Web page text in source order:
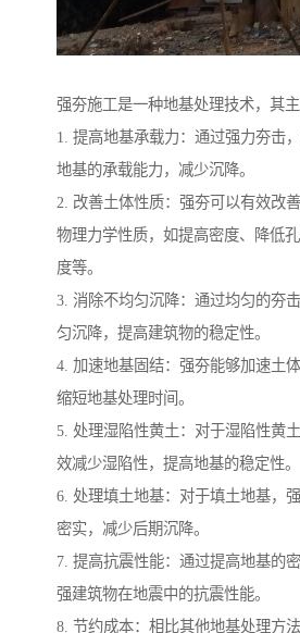
强夯施工是一种地基处理技术，其主
1. 提高地基承载力：通过强力夯击
地基的承载能力，减少沉降。
2. 改善土体性质：强夯可以有效改
物理力学性质，如提高密度、降低
度等。
3. 消除不均匀沉降：通过均匀的夯
匀沉降，提高建筑物的稳定性。
4. 加速地基固结：强夯能够加速土
缩短地基处理时间。
5. 处理湿陷性黄土：对于湿陷性黄
效减少湿陷性，提高地基的稳定性。
6. 处理填土地基：对于填土地基，
密实，减少后期沉降。
7. 提高抗震性能：通过提高地基的
强建筑物在地震中的抗震性能。
8. 节约成本：相比其他地基处理方